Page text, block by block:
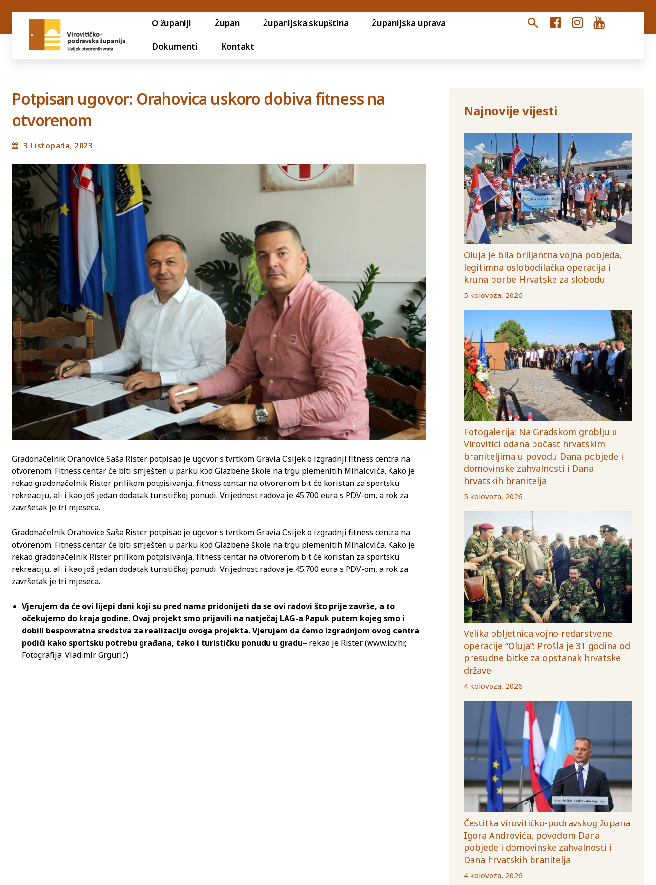
O županiji Župan Županijska skupština Županijska uprava
Dokumenti Kontakt
Potpisan ugovor: Orahovica uskoro dobiva fitness na
otvorenom
3 Listopada, 2023
Gradonačelnik Orahovice Saša Rister potpisao je ugovor s tvrtkom Gravia Osijek o izgradnji fitness centra na
otvorenom. Fitness centar će biti smješten u parku kod Glazbene škole na trgu plemenitih Mihalovića. Kako je
rekao gradonačelnik Rister prilikom potpisivanja, fitness centar na otvorenom bit će koristan za sportsku
rekreaciju, ali i kao još jedan dodatak turističkoj ponudi. Vrijednost radova je 45.700 eura s PDV-om, a rok za
završetak je tri mjeseca.
Gradonačelnik Orahovice Saša Rister potpisao je ugovor s tvrtkom Gravia Osijek o izgradnji fitness centra na
otvorenom. Fitness centar će biti smješten u parku kod Glazbene škole na trgu plemenitih Mihalovića. Kako je
rekao gradonačelnik Rister prilikom potpisivanja, fitness centar na otvorenom bit će koristan za sportsku
rekreaciju, ali i kao još jedan dodatak turističkoj ponudi. Vrijednost radova je 45.700 eura s PDV-om, a rok za
završetak je tri mjeseca.
Vjerujem da će ovi lijepi dani koji su pred nama pridonijeti da se ovi radovi što prije završe, a to
očekujemo do kraja godine. Ovaj projekt smo prijavili na natječaj LAG-a Papuk putem kojeg smo i
dobili bespovratna sredstva za realizaciju ovoga projekta. Vjerujem da ćemo izgradnjom ovog centra
podići kako sportsku potrebu građana, tako i turističku ponudu u gradu– rekao je Rister. (www.icv.hr,
Fotografija: Vladimir Grgurić)
Najnovije vijesti
Oluja je bila briljantna vojna pobjeda,
legitimna oslobodilačka operacija i
kruna borbe Hrvatske za slobodu
5 kolovoza, 2026
Fotogalerija: Na Gradskom groblju u
Virovitici odana počast hrvatskim
braniteljima u povodu Dana pobjede i
domovinske zahvalnosti i Dana
hrvatskih branitelja
5 kolovoza, 2026
Velika obljetnica vojno-redarstvene
operacije “Oluja”: Prošla je 31 godina od
presudne bitke za opstanak hrvatske
države
4 kolovoza, 2026
Čestitka virovitičko-podravskog župana
Igora Androvića, povodom Dana
pobjede i domovinske zahvalnosti i
Dana hrvatskih branitelja
4 kolovoza, 2026